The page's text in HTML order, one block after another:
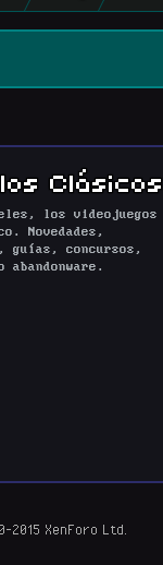
Clásicos
los videojuegos
Novedades,
guías, concursos,
2015 XenForo Ltd.